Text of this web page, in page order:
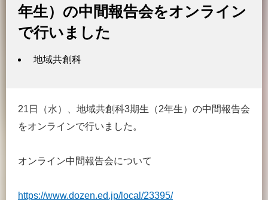
年生）の中間報告会をオンライン
で行いました
地域共創科
21日（水）、地域共創科3期生（2年生）の中間報告会
をオンラインで行いました。
オンライン中間報告会について
https://www.dozen.ed.jp/local/23395/